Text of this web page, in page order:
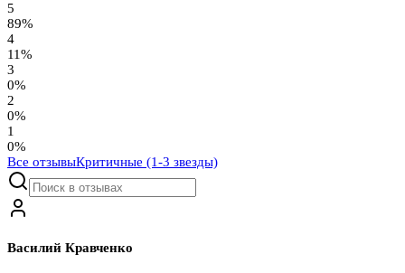
5
89%
4
11%
3
0%
2
0%
1
0%
Все отзывыКритичные (1-3 звезды)
Василий Кравченко